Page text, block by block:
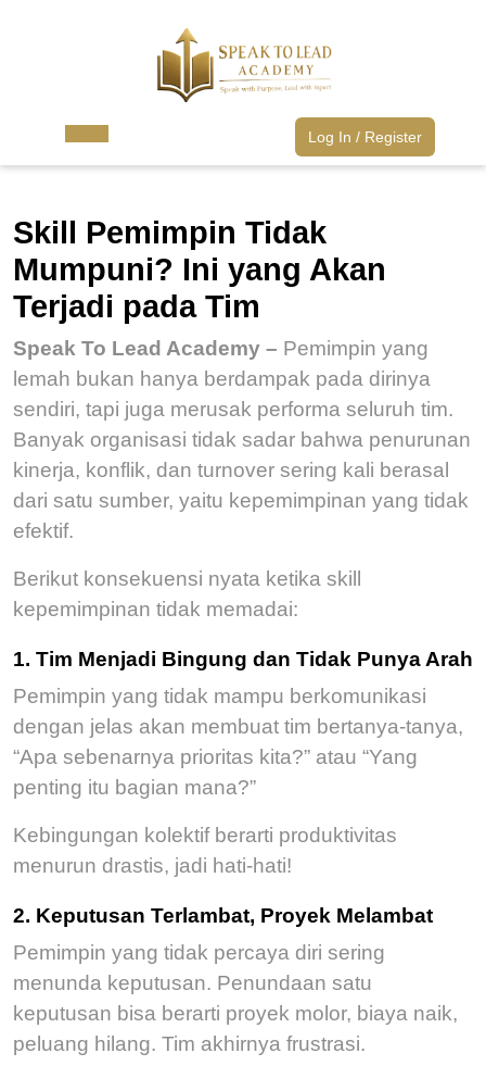
Log In / RegisterLog
In
Skill Pemimpin Tidak
Mumpuni? Ini yang Akan
Terjadi pada Tim
Speak To Lead Academy – Pemimpin yang
lemah bukan hanya berdampak pada dirinya
sendiri, tapi juga merusak performa seluruh tim.
Banyak organisasi tidak sadar bahwa penurunan
kinerja, konflik, dan turnover sering kali berasal
dari satu sumber, yaitu kepemimpinan yang tidak
efektif.
Berikut konsekuensi nyata ketika skill
kepemimpinan tidak memadai:
1. Tim Menjadi Bingung dan Tidak Punya Arah
Pemimpin yang tidak mampu berkomunikasi
dengan jelas akan membuat tim bertanya-tanya,
“Apa sebenarnya prioritas kita?” atau “Yang
penting itu bagian mana?”
Kebingungan kolektif berarti produktivitas
menurun drastis, jadi hati-hati!
2. Keputusan Terlambat, Proyek Melambat
Pemimpin yang tidak percaya diri sering
menunda keputusan. Penundaan satu
keputusan bisa berarti proyek molor, biaya naik,
peluang hilang. Tim akhirnya frustrasi.